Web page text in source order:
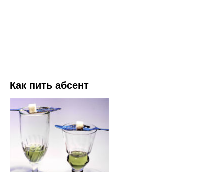
Как пить абсент